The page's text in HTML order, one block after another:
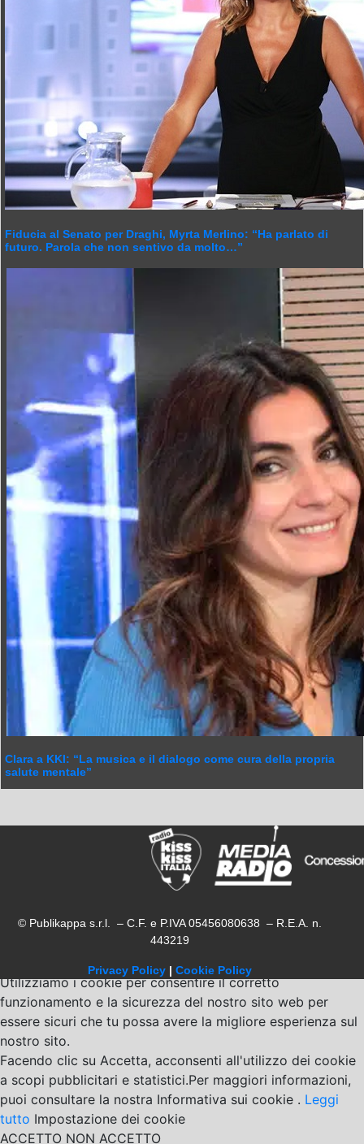
Fiducia al Senato per Draghi, Myrta Merlino: “Ha parlato di
futuro. Parola che non sentivo da molto…”
Clara a KKI: “La musica e il dialogo come cura della propria
salute mentale”
© Publikappa s.r.l. – C.F. e P.IVA 05456080638 – R.E.A. n.
443219
Privacy Policy | Cookie Policy
Utilizziamo i cookie per consentire il corretto
funzionamento e la sicurezza del nostro sito web per
essere sicuri che tu possa avere la migliore esperienza sul
nostro sito.
Facendo clic su Accetta, acconsenti all'utilizzo dei cookie
a scopi pubblicitari e statistici.Per maggiori informazioni,
puoi consultare la nostra Informativa sui cookie . Leggi
tutto Impostazione dei cookie
ACCETTO NON ACCETTO